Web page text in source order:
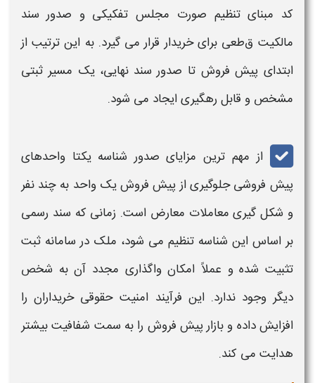
کد مبنای تنظیم صورت مجلس تفکیکی و صدور سند
مالکیت قطعی برای خریدار قرار می گیرد. به این ترتیب از
ابتدای پیش فروش تا صدور سند نهایی، یک مسیر ثبتی
مشخص و قابل رهگیری ایجاد می شود.
از مهم ترین مزایای صدور شناسه یکتا واحدهای
پیش فروشیجلوگیری از پیش فروش یک واحد به چند نفر
و شکل گیری معاملات معارض است. زمانی که سند رسمی
بر اساس این شناسه تنظیم می شود، ملک در سامانه ثبت
تثبیت شده و عملاً امکان واگذاری مجدد آن به شخص
دیگر وجود ندارد. این فرآیند امنیت حقوقی خریداران را
افزایش داده و بازار پیش فروش را به سمت شفافیت بیشتر
هدایت می کند.